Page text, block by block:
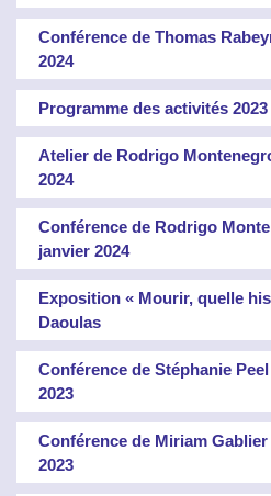
Conférence de Thomas
2024
Programme des activités 2023
Atelier de Rodrigo
2024
Conférence de Rodrigo
janvier 2024
Exposition « Mourir, quelle
Daoulas
Conférence de Stéphanie
2023
Conférence de Miriam
2023